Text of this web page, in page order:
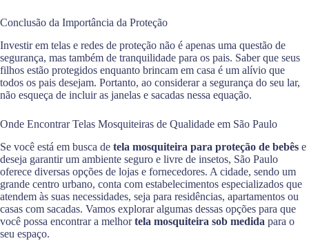
Conclusão da Importância da Proteção
Investir em telas e redes de proteção não é apenas uma questão de
segurança, mas também de tranquilidade para os pais. Saber que seus
filhos estão protegidos enquanto brincam em casa é um alívio que
todos os pais desejam. Portanto, ao considerar a segurança do seu lar,
não esqueça de incluir as janelas e sacadas nessa equação.
Onde Encontrar Telas Mosquiteiras de Qualidade em São Paulo
Se você está em busca de tela mosquiteira para proteção de bebês e
deseja garantir um ambiente seguro e livre de insetos, São Paulo
oferece diversas opções de lojas e fornecedores. A cidade, sendo um
grande centro urbano, conta com estabelecimentos especializados que
atendem às suas necessidades, seja para residências, apartamentos ou
casas com sacadas. Vamos explorar algumas dessas opções para que
você possa encontrar a melhortela mosquiteira sob medida para o
seu espaço.